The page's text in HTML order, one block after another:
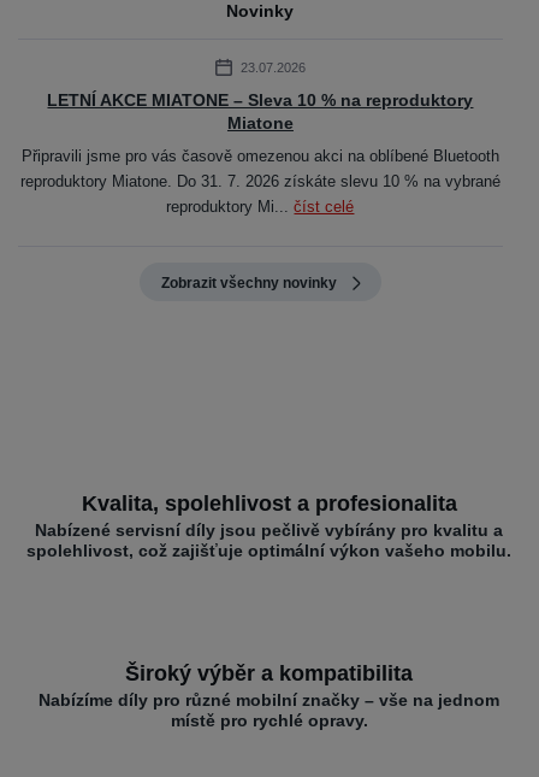
Novinky
23.07.2026
LETNÍ AKCE MIATONE – Sleva 10 % na reproduktory
Miatone
Připravili jsme pro vás časově omezenou akci na oblíbené Bluetooth
reproduktory Miatone. Do 31. 7. 2026 získáte slevu 10 % na vybrané
reproduktory Mi...číst celé
Zobrazit všechny novinky
Kvalita, spolehlivost a profesionalita
Nabízené servisní díly jsou pečlivě vybírány pro kvalitu a
spolehlivost, což zajišťuje optimální výkon vašeho mobilu.
Široký výběr a kompatibilita
Nabízíme díly pro různé mobilní značky – vše na jednom
místě pro rychlé opravy.